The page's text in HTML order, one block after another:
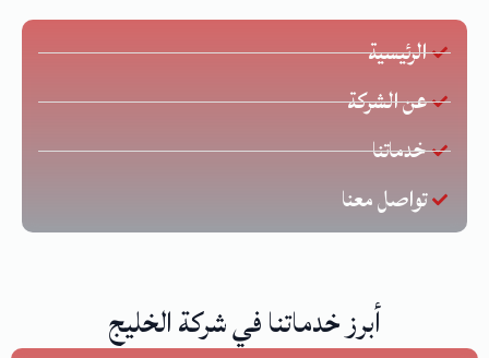
الرئيسية
عن الشركة
خدماتنا
تواصل معنا
أبرز خدماتنا في شركة الخليج